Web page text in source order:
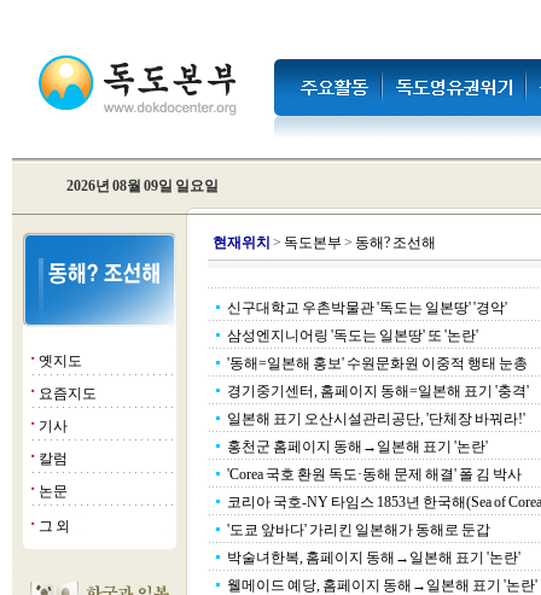
2026년 08월 09일 일요일
■ 옛지도
■ 요즘지도
■ 기사
■ 칼럼
■ 논문
■ 그 외
현재위치 > 독도본부 > 동해? 조선해
신구대학교 우촌박물관 '독도는 일본땅' '경악'
삼성엔지니어링 '독도는 일본땅' 또 '논란'
'동해=일본해 홍보' 수원문화원 이중적 행태 눈총
경기중기센터, 홈페이지 동해=일본해 표기 '충격'
일본해 표기 오산시설관리공단, '단체장 바꿔라!'
홍천군 홈페이지 동해→일본해 표기 '논란'
'Corea 국호 환원 독도·동해 문제 해결' 폴 김 박사
코리아 국호-NY 타임스 1853년 한국해(Sea of
'도쿄 앞바다' 가리킨 일본해가 동해로 둔갑
박술녀한복, 홈페이지 동해→일본해 표기 '논란'
웰메이드 예당, 홈페이지 동해→일본해 표기 '논란'